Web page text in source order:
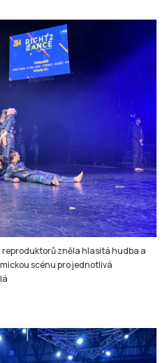
zněla hlasitá hudba a
scénu pro jednotlivá